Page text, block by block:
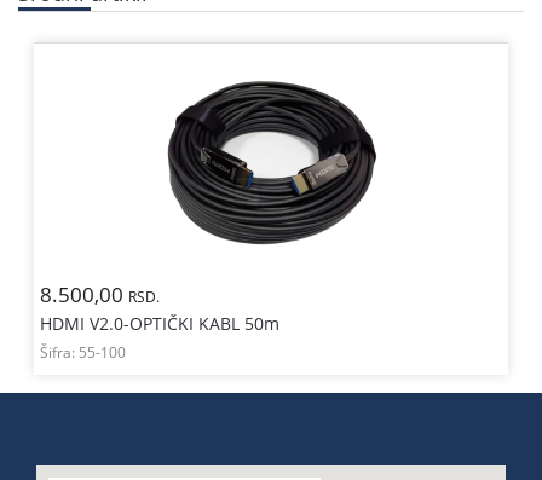
8.500,00 RSD.
HDMI V2.0-OPTIČKI KABL 50m
Šifra: 55-100